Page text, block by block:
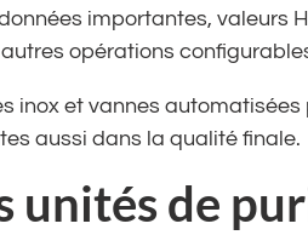
importantes, valeurs H
opérations
inox et vannes
aussi dans la qualité finale.
unités de